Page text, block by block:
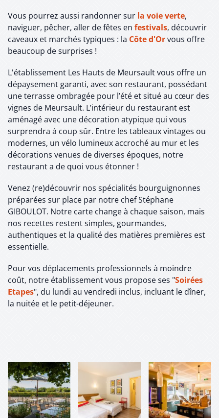
Vous pourrez aussi randonner sur la voie verte,
naviguer, pêcher, aller de fêtes en festivals, découvrir
caveaux et marchés typiques : la Côte d'Orvous offre
beaucoup de surprises !
L'établissement Les Hauts de Meursault vous offre un
dépaysement garanti, avec son restaurant, possédant
une terrasse ombragée pour l’été et situé au cœur des
vignes de Meursault. L’intérieur du restaurant est
aménagé avec une décoration atypique qui vous
surprendra à coup sûr. Entre les tableaux vintages ou
modernes, un vélo lumineux accroché au mur et les
décorations venues de diverses époques, notre
restaurant a de quoi vous étonner !
Venez (re)découvrir nos spécialités bourguignonnes
préparées sur place par notre chef Stéphane
GIBOULOT. Notre carte change à chaque saison, mais
nos recettes restent simples, gourmandes,
authentiques et la qualité des matières premières est
essentielle.
Pour vos déplacements professionnels à moindre
coût, notre établissement vous propose ses "Soirées
Etapes", du lundi au vendredi inclus, incluant le dîner,
la nuitée et le petit-déjeuner.